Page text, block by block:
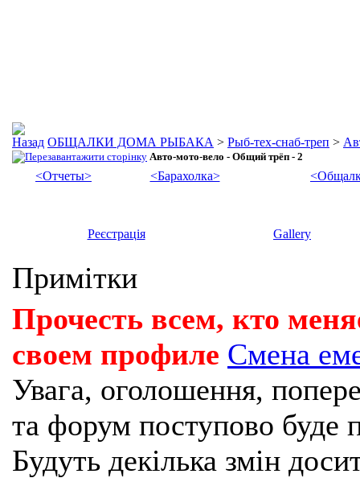
ОБЩАЛКИ ДОМА РЫБАКА > Рыб-тех-снаб-треп >
Авто-мото-вело - Общий трёп - 2
<Отчеты> <Барахолка>
Реєстрація Gallery
Примітки
Прочесть всем, кто
своем профиле Смена
Увага, оголошення,
та форум поступово буде
Будуть декілька змін